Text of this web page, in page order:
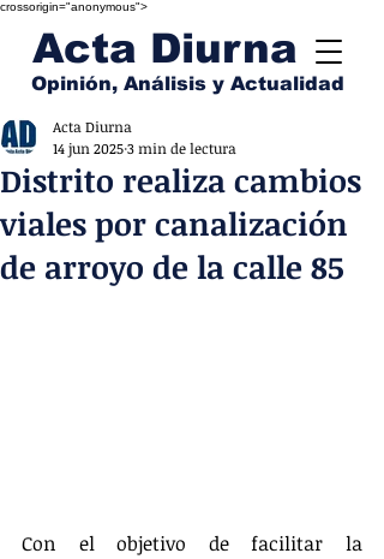
crossorigin="anonymous">
Acta Diurna
Opinión, Análisis y Actualidad
Distrito realiza cambios
viales por canalización
de arroyo de la calle 85
Acta Diurna
14 jun 20253 min de lectura
Con el objetivo de facilitar la